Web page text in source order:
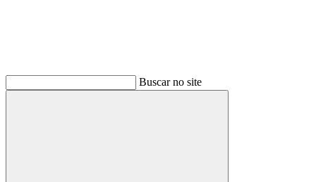
Buscar no site